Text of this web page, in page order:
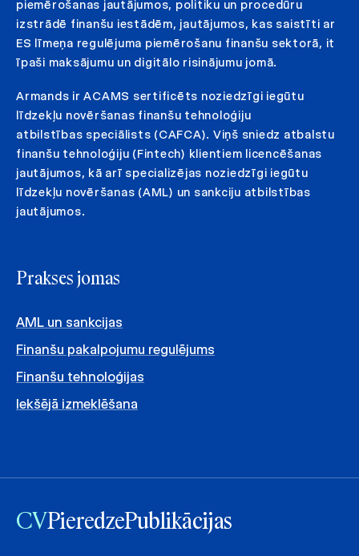
piemērošanas jautājumos, politiku un procedūru
izstrādē finanšu iestādēm, jautājumos, kas saistīti ar
ES līmeņa regulējuma piemērošanu finanšu sektorā, it
īpaši maksājumu un digitālo risinājumu jomā.
Armands ir ACAMS sertificēts noziedzīgi iegūtu
līdzekļu novēršanas finanšu tehnoloģiju
atbilstības speciālists (CAFCA). Viņš sniedz atbalstu
finanšu tehnoloģiju (Fintech) klientiem licencēšanas
jautājumos, kā arī specializējas noziedzīgi iegūtu
līdzekļu novēršanas (AML) un sankciju atbilstības
jautājumos.
Prakses jomas
AML un sankcijas
Finanšu pakalpojumu regulējums
Finanšu tehnoloģijas
Iekšējā izmeklēšana
CVPieredzePublikācijas